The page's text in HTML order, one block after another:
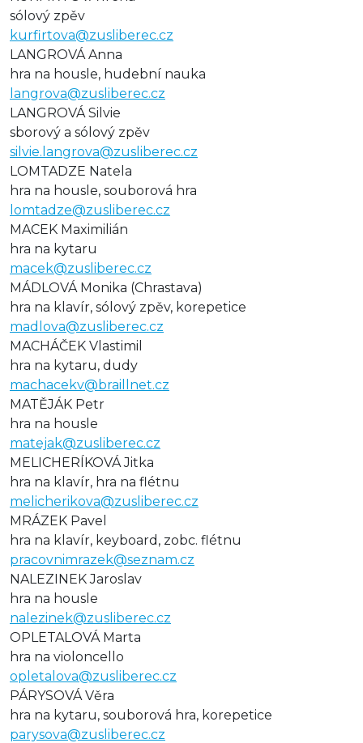
sólový zpěv
kurfirtova@zusliberec.cz
LANGROVÁ Anna
hra na housle, hudební nauka
langrova@zusliberec.cz
LANGROVÁ Silvie
sborový a sólový zpěv
silvie.langrova@zusliberec.cz
LOMTADZE Natela
hra na housle, souborová hra
lomtadze@zusliberec.cz
MACEK Maximilián
hra na kytaru
macek@zusliberec.cz
MÁDLOVÁ Monika (Chrastava)
hra na klavír, sólový zpěv, korepetice
madlova@zusliberec.cz
MACHÁČEK Vlastimil
hra na kytaru, dudy
machacekv@braillnet.cz
MATĚJÁK Petr
hra na housle
matejak@zusliberec.cz
MELICHERÍKOVÁ Jitka
hra na klavír, hra na flétnu
melicherikova@zusliberec.cz
MRÁZEK Pavel
hra na klavír, keyboard, zobc. flétnu
pracovnimrazek@seznam.cz
NALEZINEK Jaroslav
hra na housle
nalezinek@zusliberec.cz
OPLETALOVÁ Marta
hra na violoncello
opletalova@zusliberec.cz
PÁRYSOVÁ Věra
hra na kytaru, souborová hra, korepetice
parysova@zusliberec.cz